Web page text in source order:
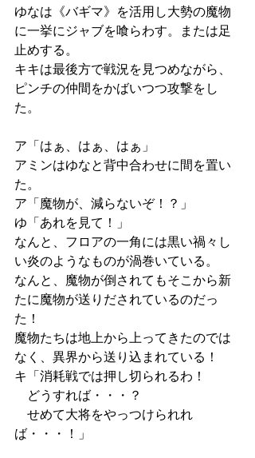
ゆなは《バギマ》を活用し大勢の魔物
に一挙にジャブを喰らわす。または足
止めする。
キキは最後方で戦況を見つめながら、
ピンチの仲間をかばいつつ攻撃をし
た。
ア「はぁ、はぁ、はぁ」
アミンはゆなと背中合わせに間を置い
た。
ア「魔物が、減らないぞ！？」
ゆ「あれを見て！」
なんと、フロアの一角には黒い禍々し
い炎のようなものが渦巻いている。
なんと、魔物が倒されてもそこから新
たに魔物が送りだされているのだっ
た！
魔物たちは地上から上ってきたのでは
なく、異界から送り込まれている！
キ「消耗戦では押し切られるわ！
どうすれば・・・？
せめて大将をやっつけられれ
ば・・・！」